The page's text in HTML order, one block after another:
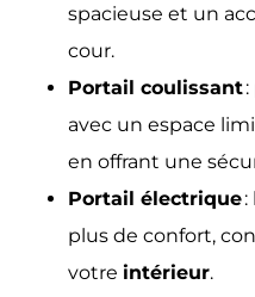
spacieuse et un
cour.
Portail coulissant:
avec un espace
en offrant une
Portail électrique:
plus de confort,
votre intérieur.